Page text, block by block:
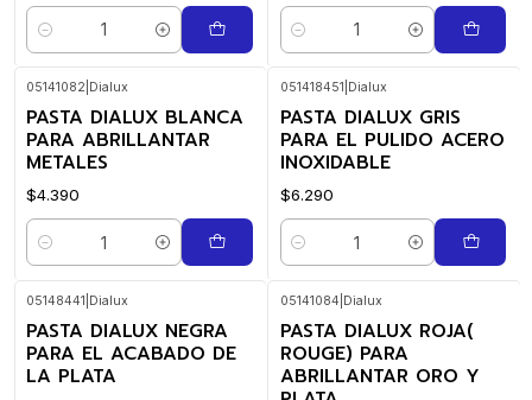
Cantidad Cantidad
05141082 Dialux
PASTA DIALUX BLANCA
PARA ABRILLANTAR
METALES
$4.390
Cantidad
051418451 Dialux
PASTA DIALUX GRIS
PARA EL PULIDO ACERO
INOXIDABLE
$6.290
Cantidad
05148441 Dialux
PASTA DIALUX NEGRA
PARA EL ACABADO DE
LA PLATA
05141084 Dialux
PASTA DIALUX ROJA(
ROUGE) PARA
ABRILLANTAR ORO Y